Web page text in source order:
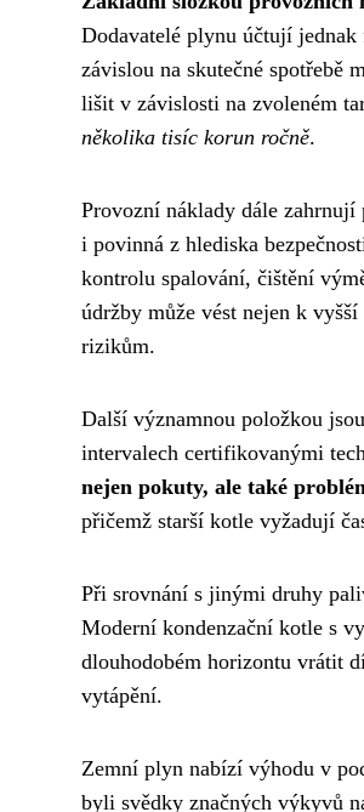
Dodavatelé plynu účtují
závislou na skutečné spotřebě
lišit v závislosti na zvoleném
několika tisíc korun ročně.
Provozní náklady dále zahrnují
i povinná z hlediska
kontrolu spalování, čištění
údržby může vést nejen k
rizikům.
Další významnou položkou
intervalech certifikovanými
nejen pokuty, ale také
přičemž starší kotle vyžadují
Při srovnání s jinými druhy
Moderní kondenzační kotle s
dlouhodobém horizontu vrátit
vytápění.
Zemní plyn nabízí výhodu v
byli svědky značných výkyvů